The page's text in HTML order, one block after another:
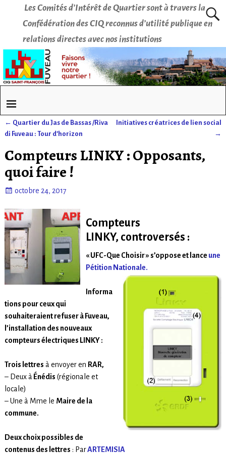
Les Comités d’Intérêt de Quartier sont à travers la
Confédération des CIQ reconnus d’utilité publique en
relations directes avec nos institutions
Navigation des articles
← Quartier du Jas de Bassas /Riva
di Fuveau : Tour d’horizon
Initiatives créatrices de lien social
→
Compteurs LINKY : Opposants,
quoi faire !
octobre 24, 2017
Compteurs
LINKY, controversés :
« UFC-Que Choisir » s’oppose et lance une
Pétition Nationale.
Informa
tions pour ceux qui
souhaiteraient refuser à Fuveau,
l’installation des nouveaux
compteurs électriques LINKY :
Trois lettres à envoyer en RAR,
– Deux à Énédis (régionale et
locale)
– Une à Mme le Maire de la
commune.
Deux choix possibles de
contenus des lettres : ParARTEMISIA